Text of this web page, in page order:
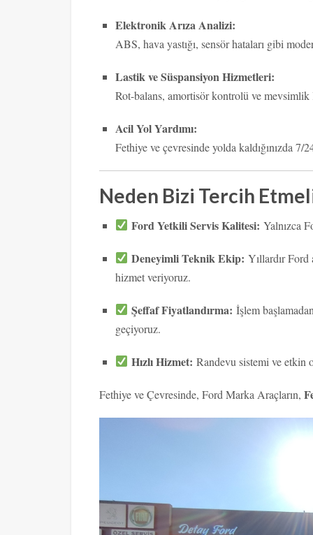
Elektronik Arıza Analizi:
ABS, hava yastığı, sensör hataları gibi
Lastik ve Süspansiyon Hizmetleri:
Rot-balans, amortisör kontrolü ve
Acil Yol Yardımı:
Fethiye ve çevresinde yolda kaldığınızda 7/
Neden Bizi Tercih
Ford Yetkili Servis Kalitesi: Yalnızca
Deneyimli Teknik Ekip: Yıllardır Ford
hizmet veriyoruz.
Şeffaf Fiyatlandırma: İşlem
geçiyoruz.
Hızlı Hizmet: Randevu sistemi ve etkin
Fethiye ve Çevresinde, Ford Marka Araçların,